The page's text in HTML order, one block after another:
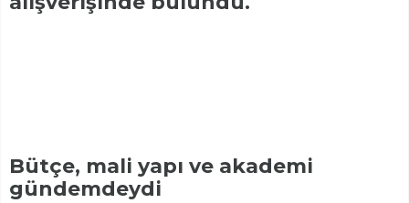
Bütçe, mali yapı ve akademi
gündemdeydi